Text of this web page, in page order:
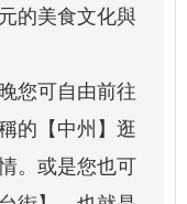
的美食文化與
您可自由前往
的【中州】逛
。或是您也可